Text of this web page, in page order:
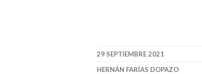
29 SEPTIEMBRE 2021
HERNÁN FARÍAS DOPAZO